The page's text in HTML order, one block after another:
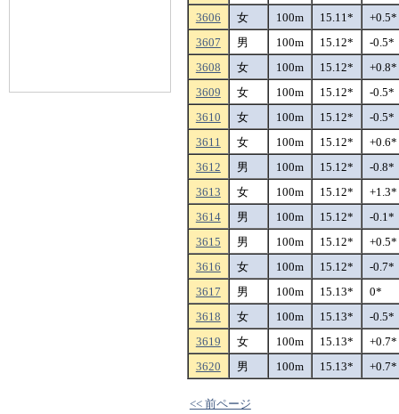
3606
女 100m 15.11*
+0.5*
3607
男 100m 15.12*
-0.5*
3608
女 100m 15.12*
+0.8*
3609
女 100m 15.12*
-0.5*
3610
女 100m 15.12*
-0.5*
3611
女 100m 15.12*
+0.6*
3612
男 100m 15.12*
-0.8*
3613
女 100m 15.12*
+1.3*
3614
男 100m 15.12*
-0.1*
3615
男 100m 15.12*
+0.5*
3616
女 100m 15.12*
-0.7*
3617
男 100m 15.13*
0*
3618
女 100m 15.13*
-0.5*
3619
女 100m 15.13*
+0.7*
3620
男 100m 15.13* +0.7*
<< 前ページ